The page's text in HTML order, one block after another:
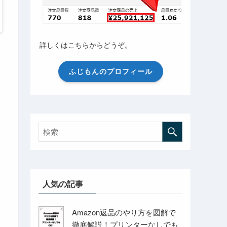
詳しくはこちらからどうぞ。
ふじもんのプロフィール
人気の記事
Amazon返品のやり方を図解で
徹底解説！プリンターなしでも